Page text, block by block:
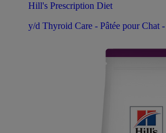
Hill's Prescription Diet
y/d Thyroid Care - Pâtée pour Chat